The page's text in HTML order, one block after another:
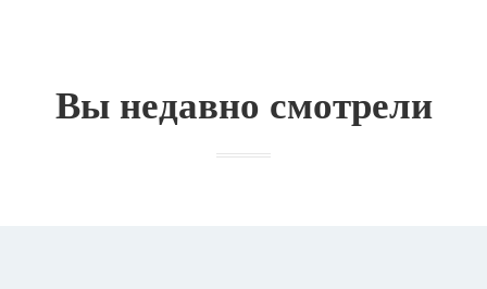
Вы недавно смотрели